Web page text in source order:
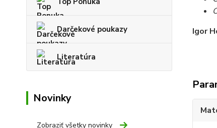
Darčekové poukazy
Literatúra
Novinky
Zobraziť všetky novinky
Igor